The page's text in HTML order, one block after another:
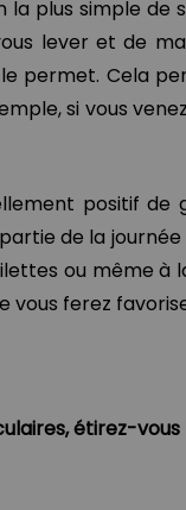
la plus simple de
lever et de
permet. Cela
si vous
positif de
de la
ou même à
vous ferez
étirez-vous